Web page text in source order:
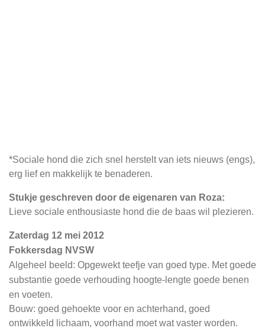
*Sociale hond die zich snel herstelt van iets nieuws (engs),
erg lief en makkelijk te benaderen.
Stukje geschreven door de eigenaren van Roza:
Lieve sociale enthousiaste hond die de baas wil plezieren.
Zaterdag 12 mei 2012
Fokkersdag NVSW
Algeheel beeld: Opgewekt teefje van goed type. Met goede
substantie goede verhouding hoogte-lengte goede benen
en voeten.
Bouw: goed gehoekte voor en achterhand, goed
ontwikkeld lichaam, voorhand moet wat vaster worden.